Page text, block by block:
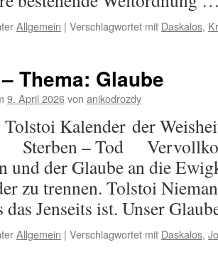
Allgemein | Verschlagwortet mit Daskalos,
Thema: Glaube
9. April 2026von anikodrozdy
Kalender der
Sterben – Tod
und der Glaube an die
zu trennen. Tolstoi
das Jenseits ist. Unser
Allgemein | Verschlagwortet mit Daskalos,